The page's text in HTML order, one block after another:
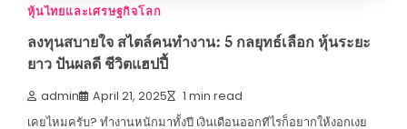
หุ้นไทยและเศรษฐกิจโลก
ลงทุนสบายใจ สไตล์คนทำงาน: 5 กลยุทธ์เลือก หุ้นระยะ
ยาว ปันผลดี ชีวิตแฮปปี้
admin April 21, 2025 1 min read
เคยไหมครับ? ทำงานหนักมาทั้งปี เงินเดือนออกทีไรก็อยากให้งอกเงย